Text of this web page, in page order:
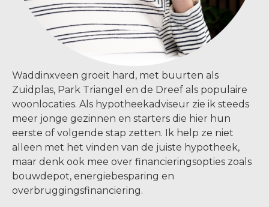
Waddinxveen groeit hard, met buurten als
Zuidplas, Park Triangel en de Dreef als populaire
woonlocaties. Als hypotheekadviseur zie ik steeds
meer jonge gezinnen en starters die hier hun
eerste of volgende stap zetten. Ik help ze niet
alleen met het vinden van de juiste hypotheek,
maar denk ook mee over financieringsopties zoals
bouwdepot, energiebesparing en
overbruggingsfinanciering.